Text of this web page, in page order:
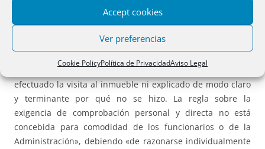
Accept cookies
Ver preferencias
Cookie PolicyPolítica de PrivacidadAviso Legal
Reiterando nuestra doctrina contenida, entre otras, en las
STS de 4 de julio de 2023 -rec. 7756/2021- y de 24 de junio
forma suficiente la pericial efectuada cuando «no se ha
efectuado la visita al inmueble ni explicado de modo claro
y terminante por qué no se hizo. La regla sobre la
exigencia de comprobación personal y directa no está
concebida para comodidad de los funcionarios o de la
Administración», debiendo «de razonarse individualmente